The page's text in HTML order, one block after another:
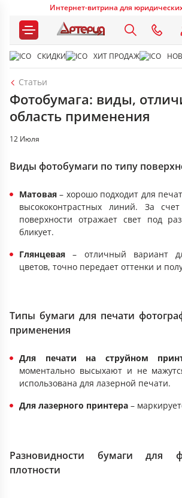
Интернет-витрина для
СКИДКИ ХИТ ПРОДАЖ
Статьи
Фотобумага: виды,
область применения
12 Июля
Виды фотобумаги по типу
Матовая – хорошо подходит для
высококонтрастных линий. За
поверхности отражает свет под
бликует.
Глянцевая – отличный вариант
цветов, точно передает оттенки и
Типы бумаги для печати
применения
Для печати на струйном
моментально высыхают и не
использована для лазерной печати.
Для лазерного принтера –
Разновидности бумаги для
плотности